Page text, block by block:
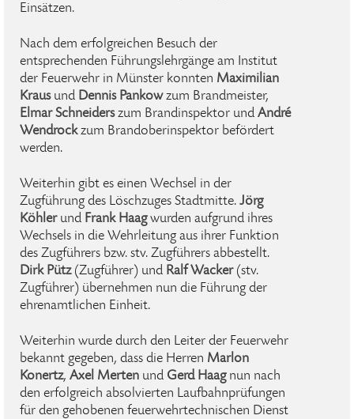
Einsätzen.
Nach dem erfolgreichen Besuch der
entsprechenden Führungslehrgänge am Institut
der Feuerwehr in Münster konnten Maximilian
Kraus und Dennis Pankowzum Brandmeister,
Elmar Schneiderszum Brandinspektor und André
Wendrockzum Brandoberinspektor befördert
werden.
Weiterhin gibt es einen Wechsel in der
Zugführung des Löschzuges Stadtmitte. Jörg
Köhler und Frank Haagwurden aufgrund ihres
Wechsels in die Wehrleitung aus ihrer Funktion
des Zugführers bzw. stv. Zugführers abbestellt.
Dirk Pütz (Zugführer) und Ralf Wacker (stv.
Zugführer) übernehmen nun die Führung der
ehrenamtlichen Einheit.
Weiterhin wurde durch den Leiter der Feuerwehr
bekannt gegeben, dass die Herren Marlon
Konertz, Axel Merten und Gerd Haag nun nach
den erfolgreich absolvierten Laufbahnprüfungen
für den gehobenen feuerwehrtechnischen Dienst